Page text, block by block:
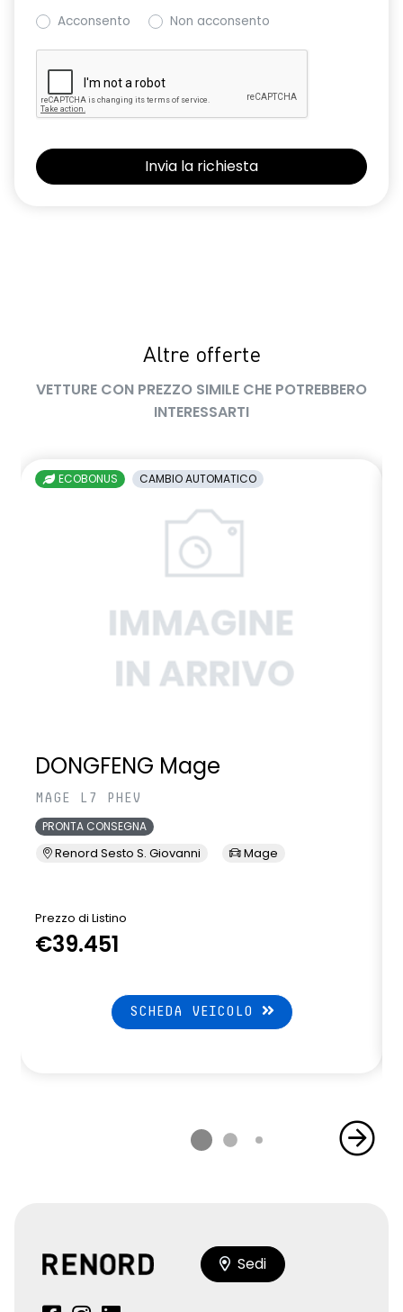
Acconsento
Non acconsento
Altre offerte
VETTURE CON PREZZO SIMILE CHE POTREBBERO
INTERESSARTI
ECOBONUS CAMBIO AUTOMATICO
DONGFENG Mage
MAGE L7 PHEV
PRONTA CONSEGNA
Renord Sesto S. Giovanni Mage
Prezzo di Listino
€39.451
SCHEDA VEICOLO
Sedi